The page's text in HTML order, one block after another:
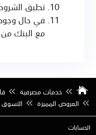
تطبق
في حال
مع البنك من
خدمات مصرفية
العروض المميزة
التسوق
الحسابات